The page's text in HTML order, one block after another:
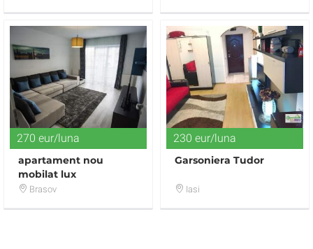
270 eur/luna
apartament nou
mobilat lux
Brasov
230 eur/luna
Garsoniera Tudor
Iasi